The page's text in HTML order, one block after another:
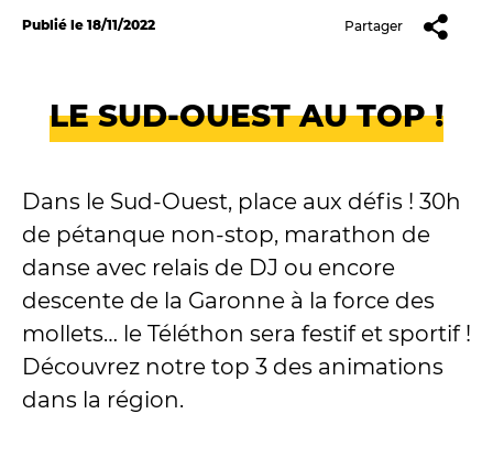
Publié le 18/11/2022 Partager
LE SUD-OUEST AU TOP !
Dans le Sud-Ouest, place aux défis ! 30h
de pétanque non-stop, marathon de
danse avec relais de DJ ou encore
descente de la Garonne à la force des
mollets… le Téléthon sera festif et sportif !
Découvrez notre top 3 des animations
dans la région.